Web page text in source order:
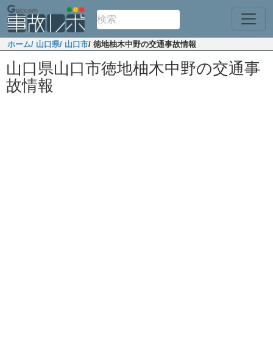
ホーム/ 山口県/ 山口市/ 徳地柚木中野の交通事故情報
山口県山口市徳地柚木中野の交通事
故情報